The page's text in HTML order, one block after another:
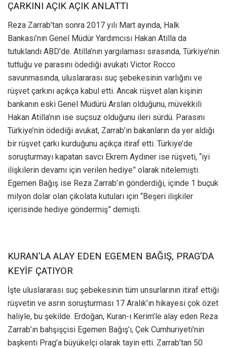
ÇARKINI AÇIK AÇIK ANLATTI
Reza Zarrab’tan sonra 2017 yılı Mart ayında, Halk
Bankası’nın Genel Müdür Yardımcısı Hakan Atilla da
tutuklandı ABD’de. Atilla’nın yargılaması sırasında, Türkiye’nin
tuttuğu ve parasını ödediği avukatı Victor Rocco
savunmasında, uluslararası suç şebekesinin varlığını ve
rüşvet çarkını açıkça kabul etti. Ancak rüşvet alan kişinin
bankanın eski Genel Müdürü Arslan olduğunu, müvekkili
Hakan Atilla’nın ise suçsuz olduğunu ileri sürdü. Parasını
Türkiye’nin ödediği avukat, Zarrab’ın bakanların da yer aldığı
bir rüşvet çarkı kurduğunu açıkça itiraf etti. Türkiye’de
soruşturmayı kapatan savcı Ekrem Aydıner ise rüşveti, “iyi
ilişkilerin devamı için verilen hediye” olarak nitelemişti.
Egemen Bağış ise Reza Zarrab’ın gönderdiği, içinde 1 buçuk
milyon dolar olan çikolata kutuları için “Beşeri ilişkiler
içerisinde hediye göndermiş” demişti.
KURAN’LA ALAY EDEN EGEMEN BAĞIŞ, PRAG’DA
KEYİF ÇATIYOR
İşte uluslararası suç şebekesinin tüm unsurlarının itiraf ettiği
rüşvetin ve asrın soruşturması 17 Aralık’ın hikayesi çok özet
haliyle, bu şekilde. Erdoğan, Kuran-ı Kerim’le alay eden Reza
Zarrab’ın bahşişçisi Egemen Bağış’ı, Çek Cumhuriyeti’nin
başkenti Prag’a büyükelçi olarak tayin etti. Zarrab’tan 50